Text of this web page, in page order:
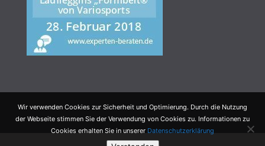
Wir verwenden Cookies zur Sicherheit und Optimierung. Durch die Nutzung
der Webseite stimmen Sie der Verwendung von Cookies zu. Informationen zu
Cookies erhalten Sie in unserer Datenschutzerklärung